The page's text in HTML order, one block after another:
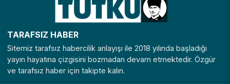
TARAFSIZ HABER
Sitemiz tarafsız habercilik anlayışı ile 2018 yılında başladığı
yayın hayatına çizgisini bozmadan devam etmektedir. Özgür
ve tarafsız haber için takipte kalın.